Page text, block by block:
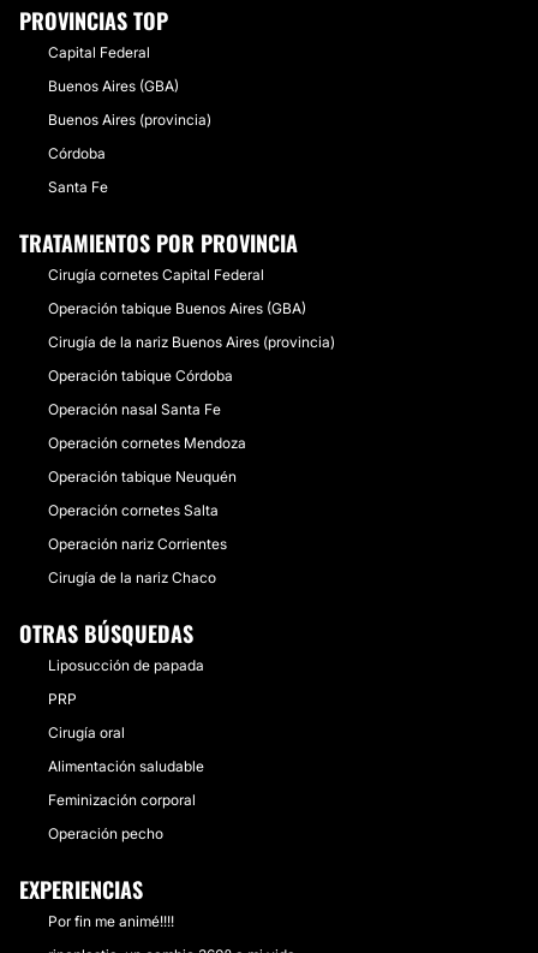
PROVINCIAS TOP
Capital Federal
Buenos Aires (GBA)
Buenos Aires (provincia)
Córdoba
Santa Fe
TRATAMIENTOS POR PROVINCIA
Cirugía cornetes Capital Federal
Operación tabique Buenos Aires (GBA)
Cirugía de la nariz Buenos Aires (provincia)
Operación tabique Córdoba
Operación nasal Santa Fe
Operación cornetes Mendoza
Operación tabique Neuquén
Operación cornetes Salta
Operación nariz Corrientes
Cirugía de la nariz Chaco
OTRAS BÚSQUEDAS
Liposucción de papada
PRP
Cirugía oral
Alimentación saludable
Feminización corporal
Operación pecho
EXPERIENCIAS
Por fin me animé!!!!